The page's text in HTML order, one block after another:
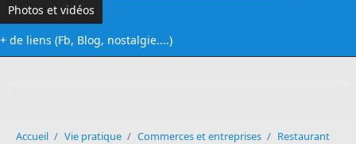
Photos et vidéos
+ de liens (Fb, Blog, nostalgie....)
Accueil / Vie pratique / Commerces et entreprises / Restaurant